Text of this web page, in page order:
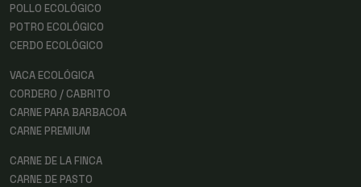
POLLO ECOLÓGICO
POTRO ECOLÓGICO
CERDO ECOLÓGICO
VACA ECOLÓGICA
CORDERO / CABRITO
CARNE PARA BARBACOA
CARNE PREMIUM
CARNE DE LA FINCA
CARNE DE PASTO